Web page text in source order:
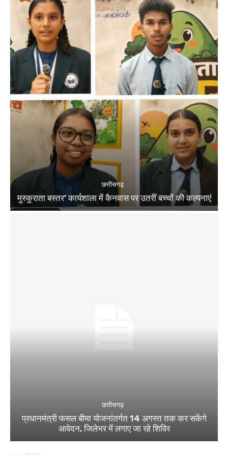
छत्तीसगढ़
मुस्कुराता बस्तर’ कार्यशाला में कैनवास पर उतरीं बच्चों की कल्पनाएं
छत्तीसगढ़
प्रधानमंत्री फसल बीमा योजनांतर्गत 14 अगस्त तक कर सकेंगे
आवेदन, जिलेभर में लगाए जा रहे शिविर